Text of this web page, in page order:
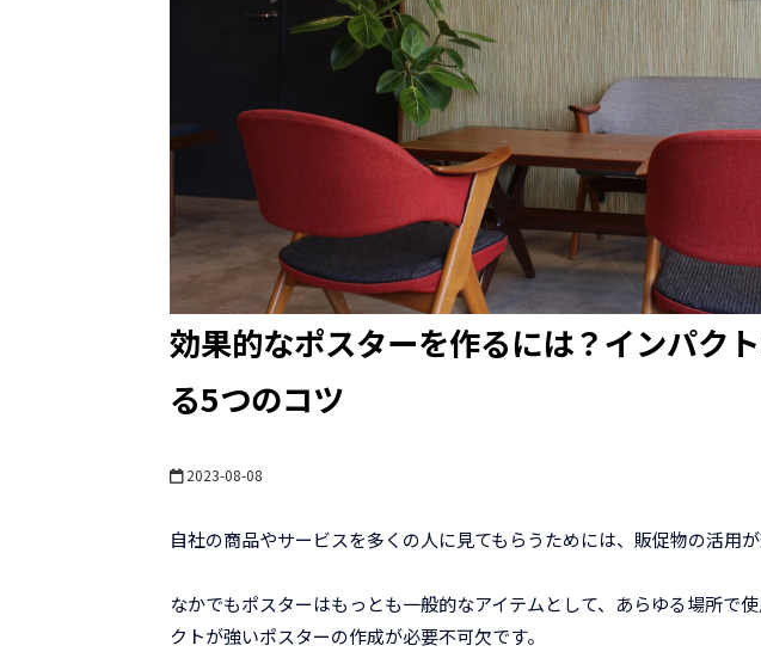
効果的なポスターを作るには？インパク
る5つのコツ
2023-08-08
自社の商品やサービスを多くの人に見てもらうためには、販促物の活用が
なかでもポスターはもっとも一般的なアイテムとして、あらゆる場所で
クトが強いポスターの作成が必要不可欠です。